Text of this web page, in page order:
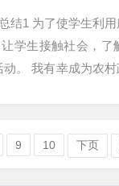
结1 为了使学生利
学生接触社会，了
。 我有幸成为农
9 10 下页